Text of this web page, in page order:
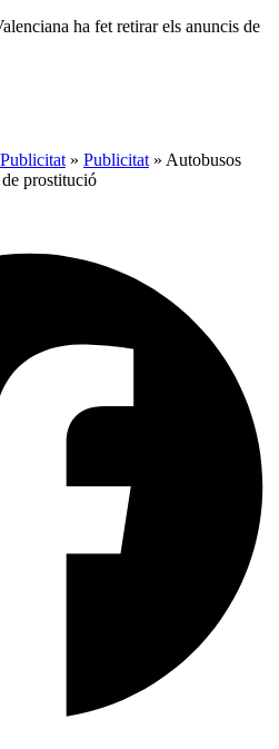
ha fet retirar els anuncis de
» Publicitat» Autobusos
prostitució